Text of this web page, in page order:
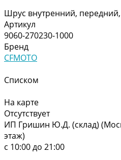
Шрус внутренний,
Артикул
9060-270230-1000
Бренд
CFMOTO
Списком
На карте
Отсутствует
ИП Гришин Ю.Д. (склад)
этаж)
с 10:00 до 21:00